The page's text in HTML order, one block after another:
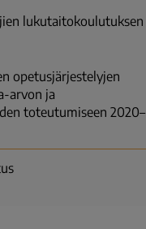
lukutaitokoulutuksen
opetusjärjestelyjen
arvon ja
toteutumiseen 2020–